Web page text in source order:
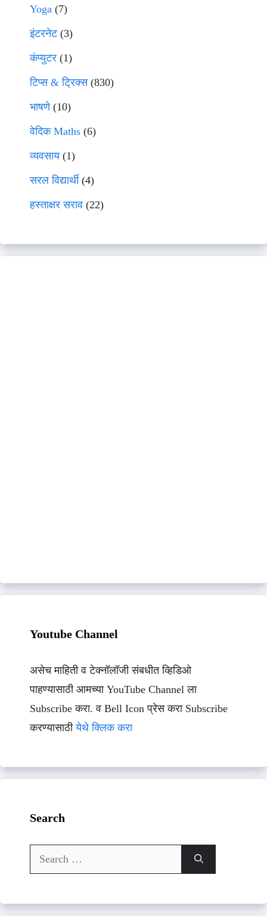
Yoga (7)
इंटरनेट(3)
कंप्युटर (1)
टिप्स & ट्रिक्स(830)
भाषणे(10)
वेदिक Maths (6)
व्यवसाय(1)
सरल विद्यार्थी(4)
हस्ताक्षर सराव (22)
Youtube Channel
असेच माहिती व टेक्नॉलॉजी संबधीत व्हिडिओ
पाहण्यासाठी आमच्या YouTube Channel ला
Subscribe करा. व Bell Icon प्रेस करा Subscribe
करण्यासाठीयेथे क्लिक करा
Search
Search
for: